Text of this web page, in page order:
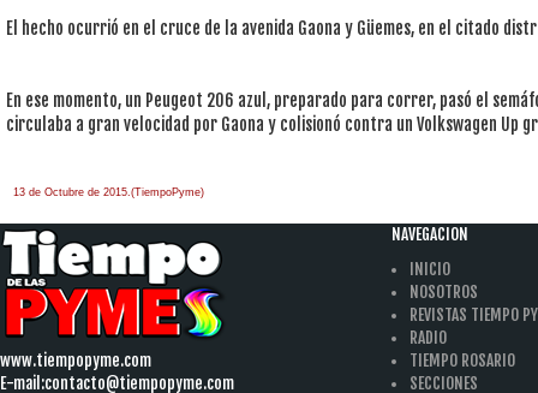
El hecho ocurrió en el cruce de la avenida Gaona y Güemes, en el citado
En ese momento, un Peugeot 206 azul, preparado para correr, pasó el
circulaba a gran velocidad por Gaona y colisionó contra un Volkswagen Up
13 de Octubre de 2015.(TiempoPyme)
www.tiempopyme.com
E-mail:contacto@tiempopyme.com
NAVEGACION
INICIO
NOSOTROS
REVISTAS TIEMPO
RADIO
TIEMPO ROSARIO
SECCIONES